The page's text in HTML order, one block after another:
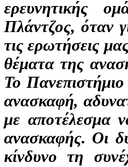
ερευνητικής
Πλάντζος, όταν
τις ερωτήσεις
θέματα της
Το
ανασκαφή,
με αποτέλεσμα
ανασκαφής. Οι
κίνδυνο τη